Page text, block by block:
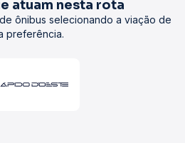
atuam nesta rota
ônibus selecionando a viação de
preferência.